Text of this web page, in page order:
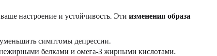
настроение и устойчивость. Эти изменения образа
симптомы депрессии.
нежирными белками и омега-3 жирными кислотами.